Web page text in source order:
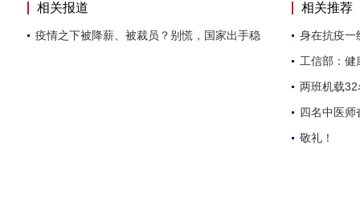
相关报道
疫情之下被降薪、被裁员？别慌，国家出手稳
相关推荐
身在抗疫一
工信部：健
两班机载
四名中医
敬礼！